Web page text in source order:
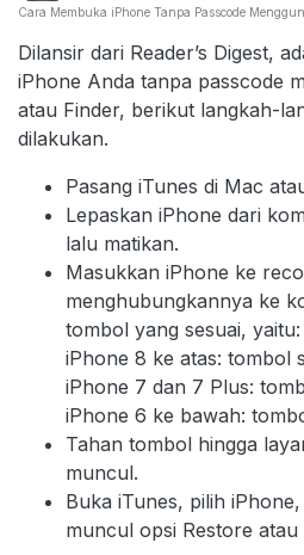
Cara Membuka iPhone Tanpa Passcode
Dilansir dari Reader’s Digest,
iPhone Anda tanpa passcode
atau Finder, berikut langkah-
dilakukan.
Pasang iTunes di Mac
Lepaskan iPhone dari
lalu matikan.
Masukkan iPhone ke
menghubungkannya ke
tombol yang sesuai, yaitu:
iPhone 8 ke atas: tombol
iPhone 7 dan 7 Plus:
iPhone 6 ke bawah:
Tahan tombol hingga
muncul.
Buka iTunes, pilih
muncul opsi Restore atau